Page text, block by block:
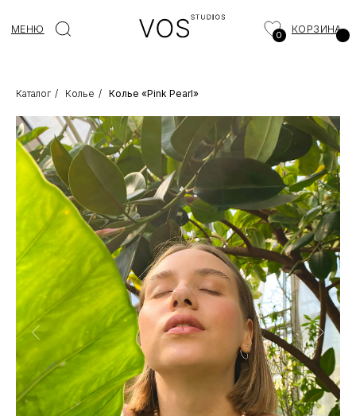
КОРЗИНА
Каталог / Колье / Колье «Pink Pearl»